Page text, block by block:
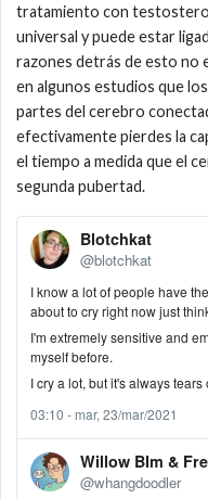
tratamiento con
universal y puede estar
razones detrás de esto no
en algunos estudios que
partes del cerebro
efectivamente pierdes la
el tiempo a medida que el
segunda pubertad.
Blotchkat
@blotchkat
I know a lot of people have
about to cry right now just
I'm extremely sensitive and
myself before.
I cry a lot, but it's always tears
03:10 - mar, 23/mar/2021
Willow BIm &
@whangdoodler